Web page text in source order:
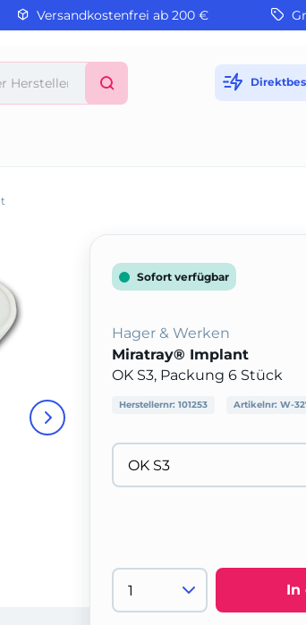
Versandkostenfrei ab 200 €
Sofort verfügbar
Hager & Werken
Miratray® Implant
OK S3, Packung 6 Stück
Herstellernr: 101253 Artikelnr: W-
In